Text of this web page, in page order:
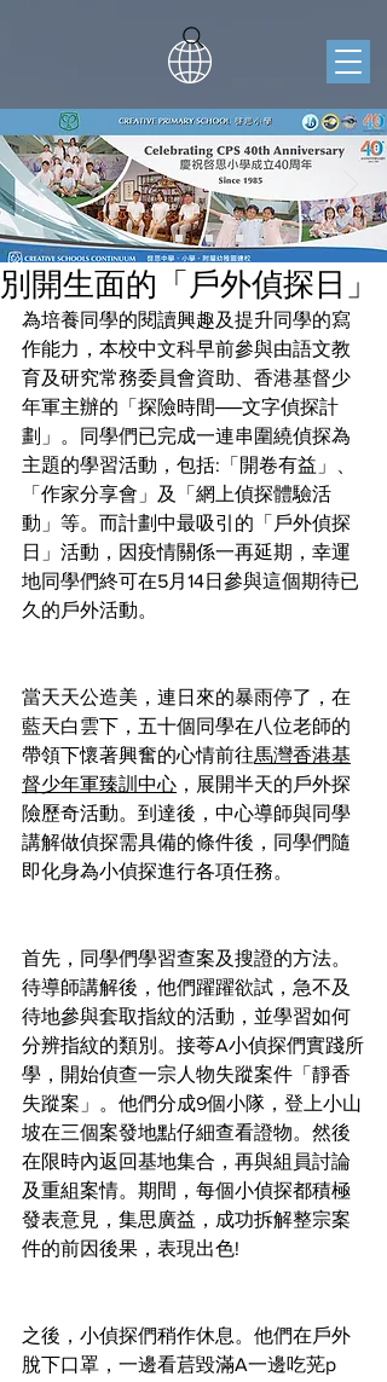
別開生面的「戶外偵探日」
為培養同學的閱讀興趣及提升同學的寫
作能力，本校中文科早前參與由語文教
育及研究常務委員會資助、香港基督少
年軍主辦的「探險時間──文字偵探計
劃」。同學們已完成一連串圍繞偵探為
主題的學習活動，包括:「開卷有益」、
「作家分享會」及「網上偵探體驗活
動」等。而計劃中最吸引的「戶外偵探
日」活動，因疫情關係一再延期，幸運
地同學們終可在5月14日參與這個期待已
久的戶外活動。
當天天公造美，連日來的暴雨停了，在
藍天白雲下，五十個同學在八位老師的
帶領下懷著興奮的心情前往馬灣香港基
督少年軍臻訓中心 ，展開半天的戶外探
險歷奇活動。到達後，中心導師與同學
講解做偵探需具備的條件後，同學們隨
即化身為小偵探進行各項任務。
首先，同學們學習查案及搜證的方法。
待導師講解後，他們躍躍欲試，急不及
待地參與套取指紋的活動，並學習如何
分辨指紋的類別。接荂A小偵探們實踐所
學，開始偵查一宗人物失蹤案件「靜香
失蹤案」。他們分成9個小隊，登上小山
坡在三個案發地點仔細查看證物。然後
在限時內返回基地集合，再與組員討論
及重組案情。期間，每個小偵探都積極
發表意見，集思廣益，成功拆解整宗案
件的前因後果，表現出色!
之後，小偵探們稍作休息。他們在戶外
脫下口罩，一邊看茩毀滿A一邊吃茪p